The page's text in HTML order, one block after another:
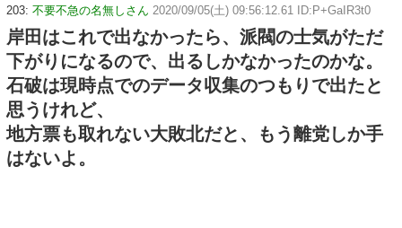
203: 不要不急の名無しさん 2020/09/05(土) 09:56:12.61 ID:P+GaIR3t0
岸田はこれで出なかったら、派閥の士気がただ
下がりになるので、出るしかなかったのかな。
石破は現時点でのデータ収集のつもりで出たと
思うけれど、
地方票も取れない大敗北だと、もう離党しか手
はないよ。